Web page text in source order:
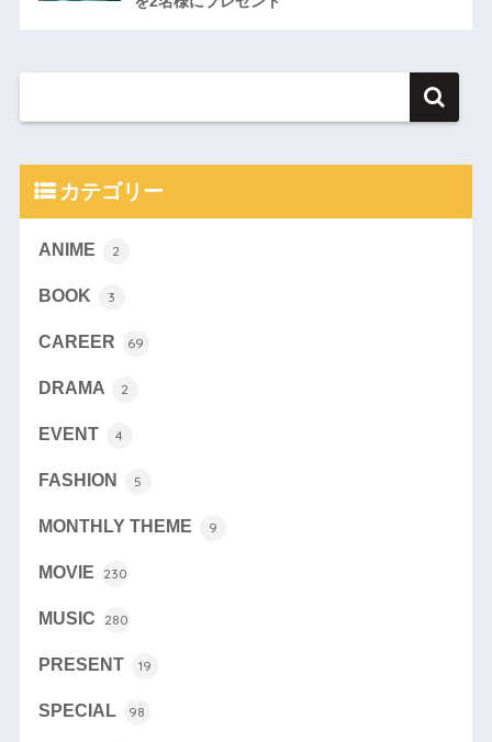
カテゴリー
ANIME 2
BOOK 3
CAREER 69
DRAMA 2
EVENT 4
FASHION 5
MONTHLY THEME 9
MOVIE 230
MUSIC 280
PRESENT 19
SPECIAL 98